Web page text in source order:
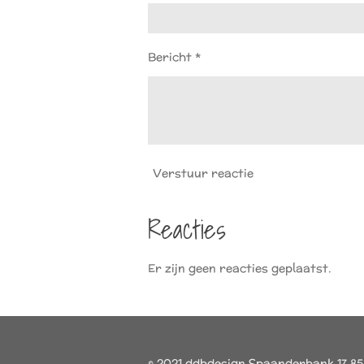
Bericht *
Verstuur reactie
Reacties
Er zijn geen reacties geplaatst.